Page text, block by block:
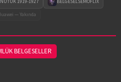
— Yakında
BELGESELLER